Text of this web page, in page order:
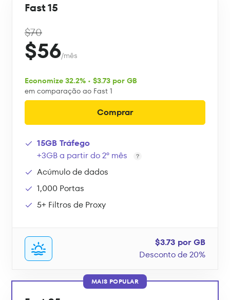
Fast 15
$70
$56/mês
Economize 32.2% • $3.73 por GB
em comparação ao Fast 1
Comprar
15GB Tráfego
+3GB a partir do 2º mês
Acúmulo de dados
1,000 Portas
5+ Filtros de Proxy
$3.73 por GB
Desconto de 20%
MAIS POPULAR